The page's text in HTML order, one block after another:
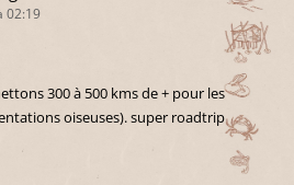
02:19
300 à 500 kms de + pour les
oiseuses). super roadtrip